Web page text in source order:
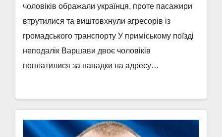
чоловіків ображали українця, проте пасажири
втрутилися та виштовхнули агресорів із
громадського транспорту У приміському поїзді
неподалік Варшави двоє чоловіків
поплатилися за нападки на адресу…